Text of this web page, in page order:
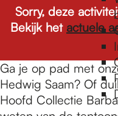
Sorry, deze
Bekijk het actuele
Ga je op pad met
Hedwig Saam? Of
Hoofd Collectie